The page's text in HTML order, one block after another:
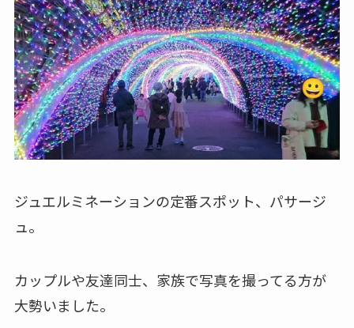
ジュエルミネーションの定番スポット、パサージ
ュ。
カップルや友達同士、家族で写真を撮ってる方が
大勢いました。